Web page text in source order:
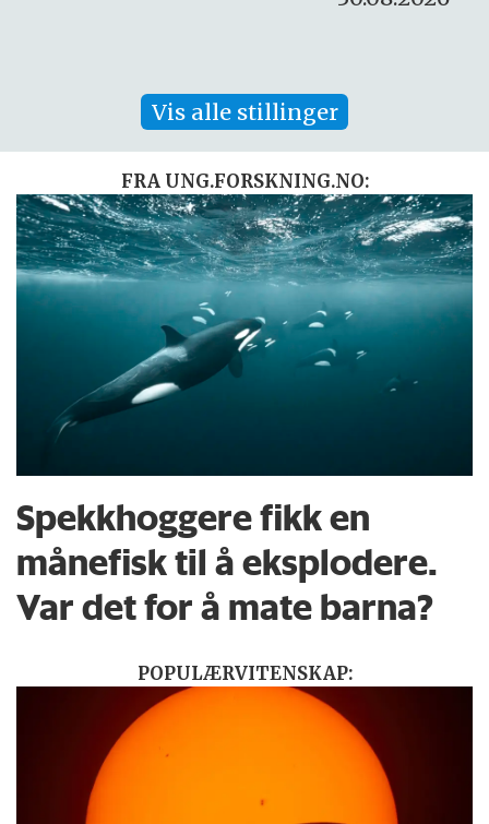
Vis alle stillinger
FRA UNG.FORSKNING.NO:
Spekkhoggere fikk en
månefisk til å eksplodere.
Var det for å mate barna?
POPULÆRVITENSKAP: